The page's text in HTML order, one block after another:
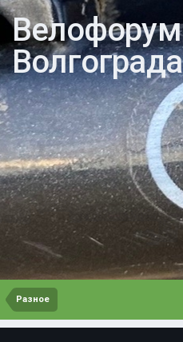
Велофорум
Волгограда
Разное